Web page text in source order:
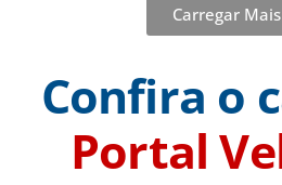
Carregar Mais
Confira o
Portal